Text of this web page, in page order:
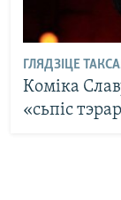
ГЛЯДЗІЦЕ
Коміка
«сьпіс